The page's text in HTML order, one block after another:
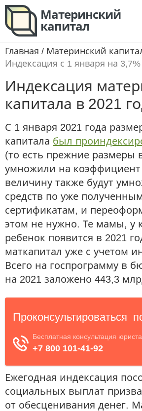
Материнский
капитал
Главная / Материнский
Индексация с 1 января на 3,7%
Индексация
капитала в 2021
С 1 января 2021 года
капитала был
(то есть прежние размеры
умножили на коэффициент
величину также будут
средств по уже
сертификатам, и
этом не нужно. Те мамы, у
ребенок появится в 2021
маткапитал уже с учетом
Всего на госпрограмму в
на 2021 заложено 443,3
Ежегодная индексация
социальных выплат
от обесценивания денег.